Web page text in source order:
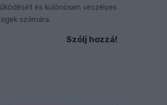
és különösen veszélyes
számára.
Szólj hozzá!